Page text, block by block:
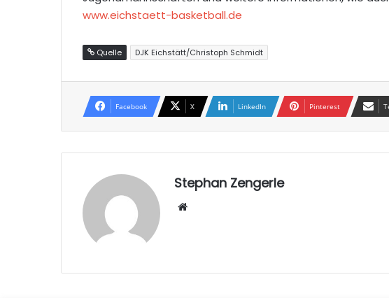
www.eichstaett-basketball.de
Quelle DJK Eichstätt/Christoph Schmidt
Facebook X LinkedIn Pinterest
Stephan Zengerle